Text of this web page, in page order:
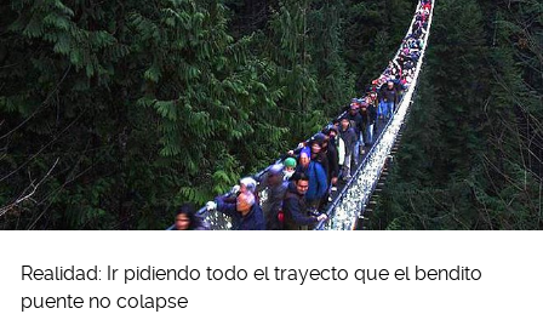
Realidad: Ir pidiendo todo el trayecto que el bendito
puente no colapse